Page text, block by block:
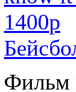
1400p
Фильм